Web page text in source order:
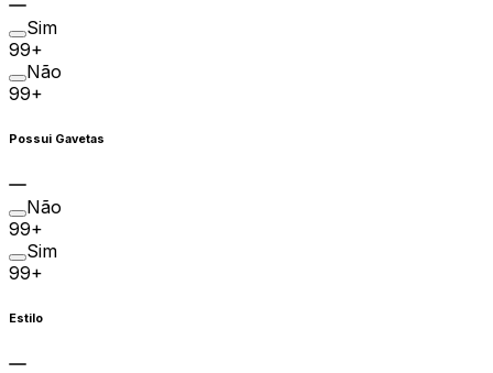
Sim
99+
Não
99+
Possui Gavetas
Não
99+
Sim
99+
Estilo